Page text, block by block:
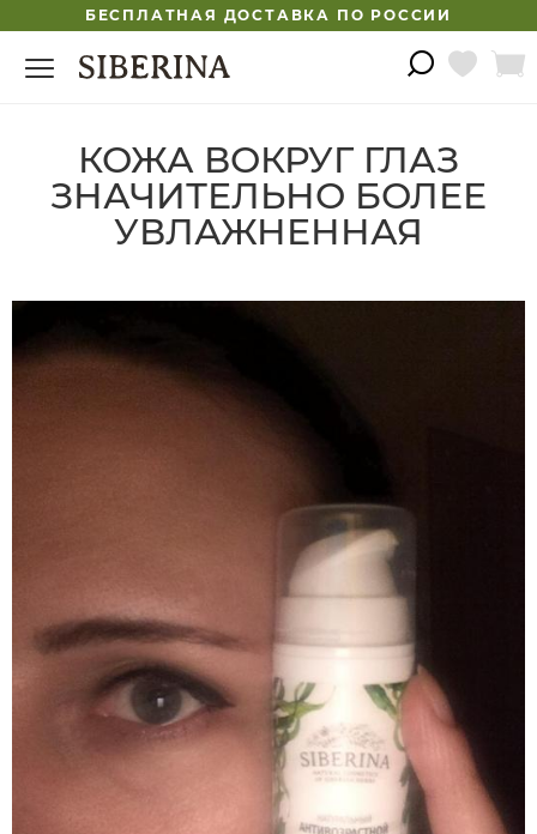
БЕСПЛАТНАЯ ДОСТАВКА ПО РОССИИ
КОЖА ВОКРУГ ГЛАЗ
ЗНАЧИТЕЛЬНО БОЛЕЕ
УВЛАЖНЕННАЯ